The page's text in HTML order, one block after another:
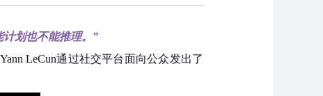
划也不能推理。”
LeCun通过社交平台面向公众发出了